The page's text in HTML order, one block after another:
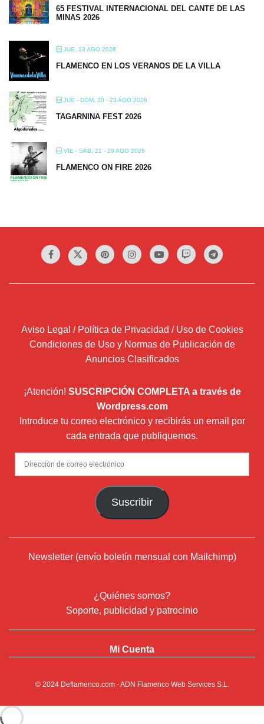
65 FESTIVAL INTERNACIONAL DEL CANTE DE LAS
MINAS 2026
JUE, 13 AGO 2026
FLAMENCO EN LOS VERANOS DE LA VILLA
JUE - DOM, 20 - 23 AGO 2026
TAGARNINA FEST 2026
VIE - SÁB, 21 - 29 AGO 2026
FLAMENCO ON FIRE 2026
Aviso Legal / Política de Privacidad / Uso de Cookies
Condiciones de Uso y Normas de Publicación de
Anuncios Clasificados
¡Atención! SUSCRIPCIÓN COMPLETA a través de
Wordpress.com
Introduce tu correo electrónico y recibirás un email por
cada entrada que publiquemos.
Dirección
de
Suscribir
Newsletter (envío boletín mensual con Mailchimp)
¿Quiénes somos?
Soporte, publicidad y patrocinio
Mi Cuenta
© 2024 Deflamenco.com- ADN Flamenco Web Services S.L.